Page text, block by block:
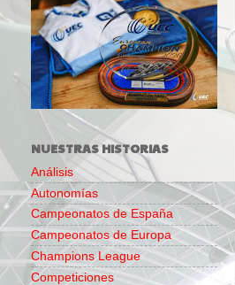
NUESTRAS HISTORIAS
Análisis
Autonomías
Campeonatos de España
Campeonatos de Europa
Champions League
Competiciones